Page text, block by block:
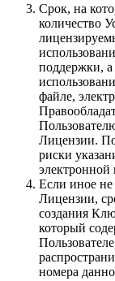
Срок, на
количество
поддержки,
файле,
Лицензии.
риски
электронной
Если иное не
Лицензии,
создания
который
номера